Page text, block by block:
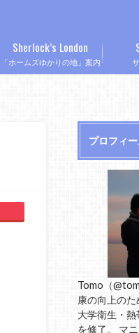
「ホームズゆかりの地」案内
Sherlock’s London
プロフィ
Tomo（
康の向上の
大学衛生・
を修了。 マ